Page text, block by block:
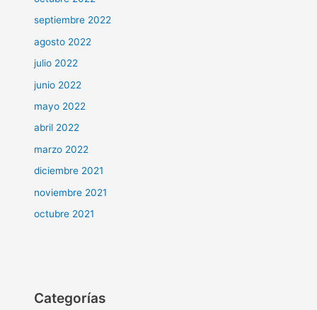
septiembre 2022
agosto 2022
julio 2022
junio 2022
mayo 2022
abril 2022
marzo 2022
diciembre 2021
noviembre 2021
octubre 2021
Categorías